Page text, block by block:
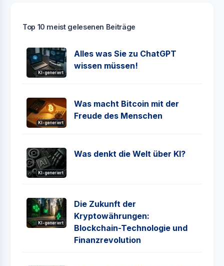
Top 10 meist gelesenen Beiträge
KI-generiert
Alles was Sie zu ChatGPT
wissen müssen!
KI-generiert
Was macht Bitcoin mit der
Freude des Menschen
KI-generiert
Was denkt die Welt über KI?
KI-generiert
Die Zukunft der
Kryptowährungen:
Blockchain-Technologie und
Finanzrevolution